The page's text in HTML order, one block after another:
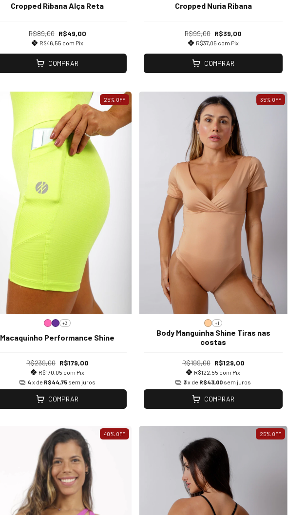
Cropped Ribana Alça Reta
R$89,00 R$49,00
R$46,55 com Pix
COMPRAR
Cropped Nuria Ribana
R$99,00 R$39,00
R$37,05 com Pix
COMPRAR
25% OFF
+3
Macaquinho Performance Shine
R$239,00 R$179,00
R$170,05 com Pix
4 x de R$44,75 sem juros
COMPRAR
35% OFF
+1
Body Manguinha Shine Tiras nas
costas
R$199,00 R$129,00
R$122,55 com Pix
3x de R$43,00 sem juros
COMPRAR
40% OFF 25% OFF